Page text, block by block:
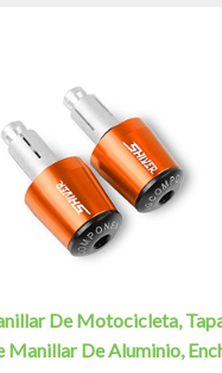
De Motocicleta,
Manillar De Aluminio,